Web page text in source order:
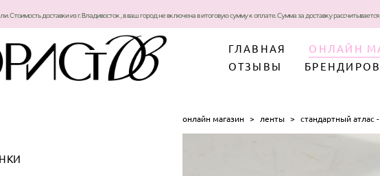
Стоимость доставки из г. Владивосток , в ваш город не включена в итоговую сумму к оплате. Сумма за доставку
ГЛАВНАЯ ОНЛАЙН
ОТЗЫВЫ
онлайн магазин > ленты > стандартный атлас